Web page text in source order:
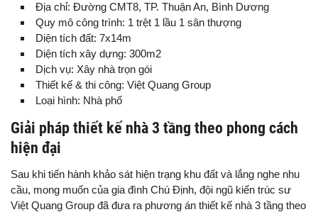
Địa chỉ: Đường CMT8, TP. Thuận An, Bình Dương
Quy mô công trình: 1 trệt 1 lầu 1 sân thượng
Diện tích đất: 7x14m
Diện tích xây dựng: 300m2
Dịch vụ: Xây nhà trọn gói
Thiết kế & thi công: Việt Quang Group
Loại hình: Nhà phố
Giải pháp thiết kế nhà 3 tầng theo phong cách
hiện đại
Sau khi tiến hành khảo sát hiện trạng khu đất và lắng nghe nhu
cầu, mong muốn của gia đình Chú Định, đội ngũ kiến trúc sư
Việt Quang Group đã đưa ra phương án thiết kế nhà 3 tầng theo